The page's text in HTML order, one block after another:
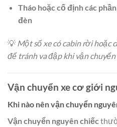
Tháo hoặc cố định các
đèn
💡 Một số xe có cabin rời hoặc
để tránh va đập khi vận
Vận chuyển xe cơ giới
Khi nào nên vận chuyển
Vận chuyển nguyên chiếc